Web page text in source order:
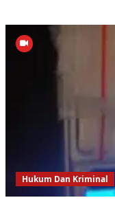
Hukum Dan Kriminal